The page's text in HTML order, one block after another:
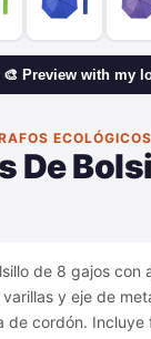
🎨 Preview with my
ECOLÓGICOS
De
de 8 gajos con
y eje de
de cordón. Incluye